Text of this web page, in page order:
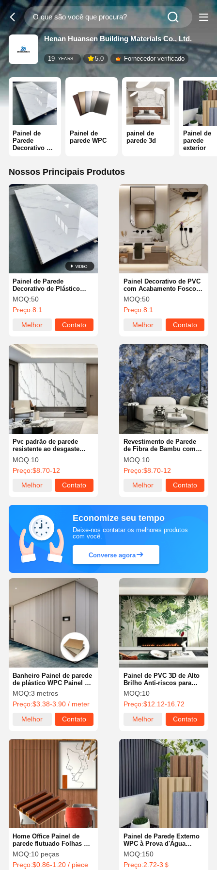
Henan Huansen Building Materials Co., Ltd.
19 YEARS 5.0 Fornecedor verificado
Painel de
Parede
Decorativo de
Painel de
parede WPC
painel de
parede 3d
Painel de
parede
exterior
Nossos Principais Produtos
Painel de Parede
Decorativo de Plástico
Impermeável PVC
Resistente ao Fogo 1.2M
MOQ:50
Preço:8.1
Melhor
Contato
Painel Decorativo de PVC
com Acabamento Fosco
2.6M 2.8M Chapa de
Mármore de PVC
MOQ:50
Preço:8.1
Melhor
Contato
Pvc padrão de parede
resistente ao desgaste
2.8M Design de quarto de
cores personalizadas
revestimento interior de
MOQ:10
Preço:$8.70-12
Melhor
Contato
Revestimento de Parede
de Fibra de Bambu com
Mármore Brilhante e
Carvão de Bambu, Painel
de Mármore e Carvão de
Bambu, Placa Sólida de
Carvão de Bambu
MOQ:10
Preço:$8.70-12
Melhor
Contato
Economize seu tempo
Deixe-nos contatar os melhores produtos
com você.
Converse agora
Painel de PVC 3D de Alto
Brilho Anti-riscos para
Pequenos Escritórios,
Design de Painel de
Parede de PVC para
MOQ:10
Preço:$12.12-16.72
Melhor
Contato
Banheiro Painel de parede
de plástico WPC Painel de
revestimento de pedra de
mármore Decoração
interior
MOQ:3 metros
Preço:$3.38-3.90 / meter
Melhor
Contato
Painel de Parede Externo
WPC à Prova d'Água
Clássico Placa Externa
WPC 216mm
MOQ:150
Preço:2.72-3＄
Home Office Painel de
parede flutuado Folhas de
revestimento de parede de
PVC moderno 8x4
MOQ:10 peças
Preço:$0.86-1.20 / piece